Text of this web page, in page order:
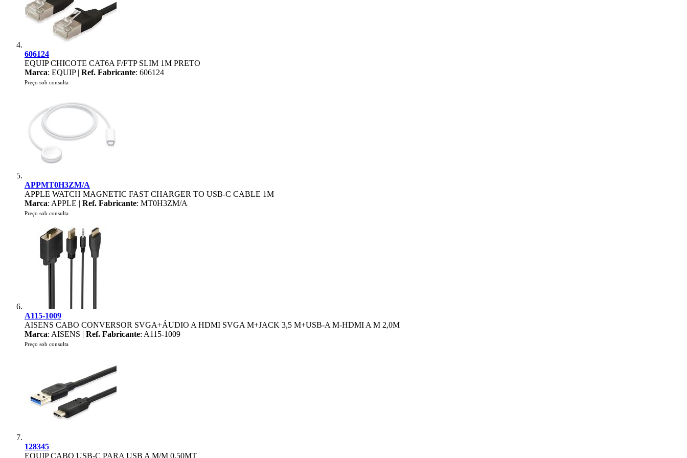
606124
EQUIP CHICOTE CAT6A F/FTP SLIM 1M PRETO
Marca: EQUIP | Ref. Fabricante: 606124
Preço sob consulta
APPMT0H3ZM/A
APPLE WATCH MAGNETIC FAST CHARGER TO USB-C CABLE 1M
Marca: APPLE | Ref. Fabricante: MT0H3ZM/A
Preço sob consulta
A115-1009
AISENS CABO CONVERSOR SVGA+ÁUDIO A HDMI SVGA M+JACK 3,5 M+USB-A M-HDMI A M 2,0M
Marca: AISENS | Ref. Fabricante: A115-1009
Preço sob consulta
128345
EQUIP CABO USB-C PARA USB A M/M 0.50MT